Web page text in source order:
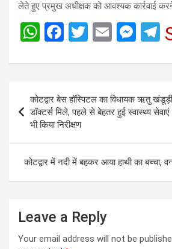
लेते हुए प्रमुख अधीक्षक को आवश्यक कार्रवाई
W
at
A
p
p
F
ce
b
o
o
k
T
tt
E
ail
M
se
g
T
e
a
Post
navigation
कोटद्वार बेस हॉस्पिटल का विधायक ऋतु
डॉक्टर्स मिले, पहले से बेहतर हुई स्वास्थ्य
भी किया निरीक्षण
कोटद्वार में नदी में बहकर आया हाथी का बच्चा,
Leave a Reply
Your email address will not be